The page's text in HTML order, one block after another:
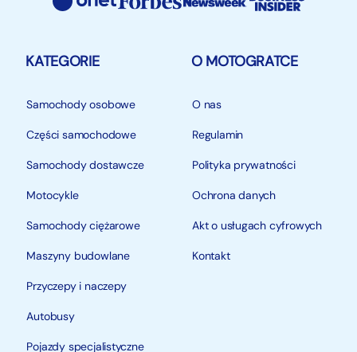
KATEGORIE
Samochody osobowe
Części samochodowe
Samochody dostawcze
Motocykle
Samochody ciężarowe
Maszyny budowlane
Przyczepy i naczepy
Autobusy
Pojazdy specjalistyczne
O MOTOGRATCE
O nas
Regulamin
Polityka prywatności
Ochrona danych
Akt o usługach cyfrowych
Kontakt